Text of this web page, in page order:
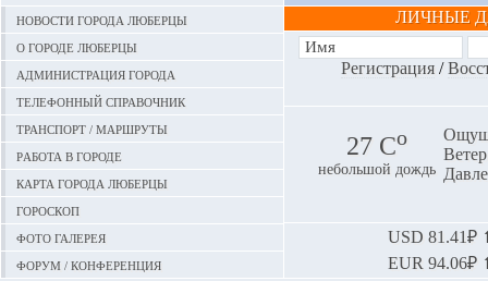
Новости города Люберцы
О городе Люберцы
Администрация города
Телефонный справочник
Транспорт / маршруты
Работа в городе
Карта города Люберцы
Гороскоп
Фото галерея
Форум / конференция
ЛИЧНЫЕ
Регистрация/
27 Сo
небольшой дождь
USD 81.41₽
EUR 94.06₽